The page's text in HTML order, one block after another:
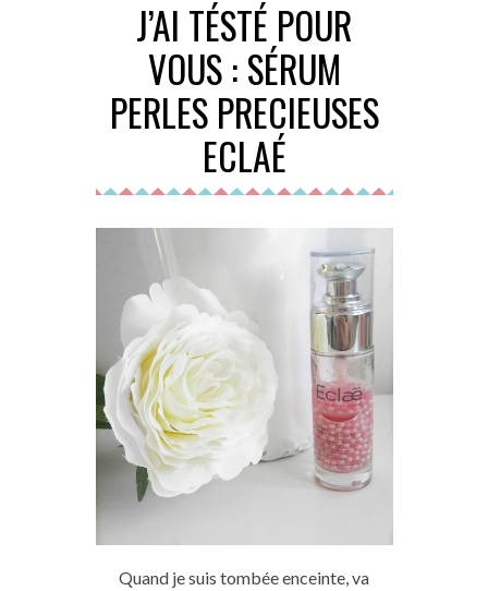
J’AI TÉSTÉ POUR
VOUS : SÉRUM
PERLES PRECIEUSES
ECLAÉ
Quand je suis tombée enceinte, va